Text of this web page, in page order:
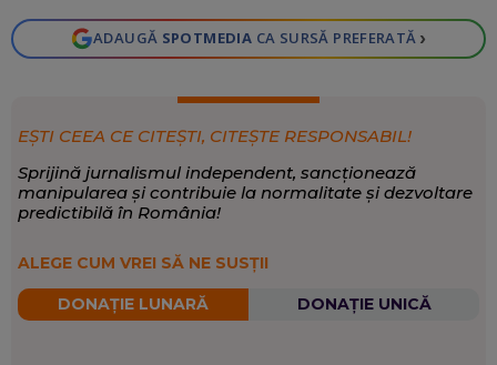
ADAUGĂ SPOTMEDIA CA SURSĂ PREFERATĂ ›
EȘTI CEEA CE CITEȘTI, CITEȘTE RESPONSABIL!
Sprijină jurnalismul independent, sancționează
manipularea și contribuie la normalitate și dezvoltare
predictibilă în România!
ALEGE CUM VREI SĂ NE SUSȚII
DONAȚIE LUNARĂ DONAȚIE UNICĂ